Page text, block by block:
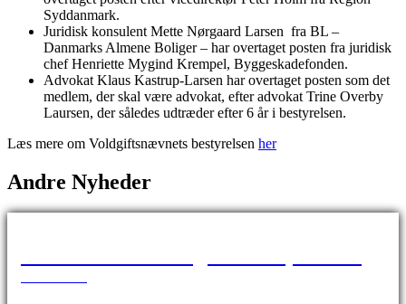
Syddanmark.
Juridisk konsulent Mette Nørgaard Larsen fra BL –
Danmarks Almene Boliger – har overtaget posten fra juridisk
chef Henriette Mygind Krempel, Byggeskadefonden.
Advokat Klaus Kastrup-Larsen har overtaget posten som det
medlem, der skal være advokat, efter advokat Trine Overby
Laursen, der således udtræder efter 6 år i bestyrelsen.
Læs mere om Voldgiftsnævnets bestyrelsen her
Andre Nyheder